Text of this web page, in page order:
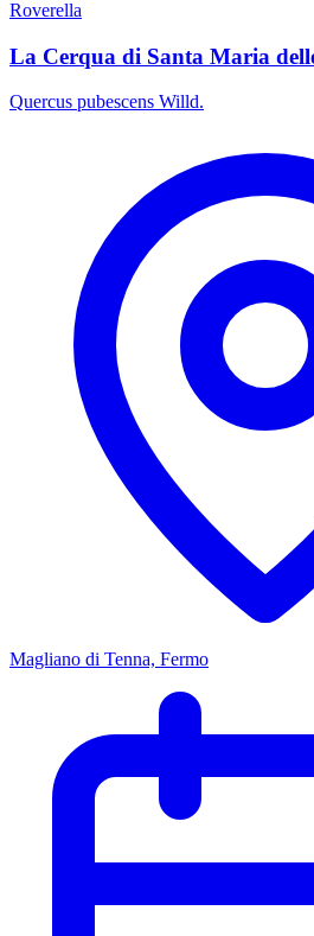
Roverella
La Cerqua di Santa Maria
Quercus pubescens Willd.
Magliano di Tenna, Fermo